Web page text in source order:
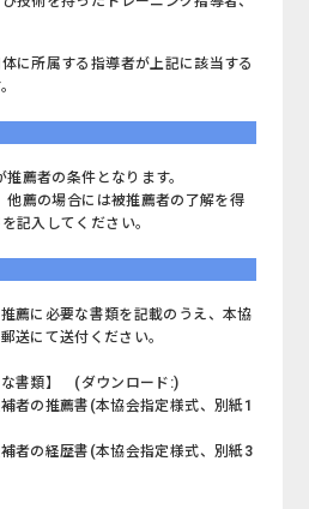
に所属する指導者が上記に該当する
薦者の条件となります。
薦の場合には被推薦者の了解を得
記入してください。
薦に必要な書類を記載のうえ、本協
送にて送付ください。
な書類】 (ダウンロード:)
者の推薦書(本協会指定様式、別紙1
者の経歴書(本協会指定様式、別紙3